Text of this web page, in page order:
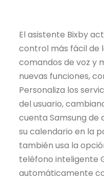
El asistente Bixby
control más fácil de
comandos de voz y
nuevas funciones,
Personaliza los
del usuario,
cuenta Samsung de
su calendario en la
también usa la
teléfono inteligente
automáticamente